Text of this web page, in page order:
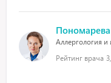
Аллергология и
Рейтинг врача